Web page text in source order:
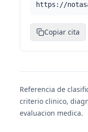
https://
Copiar cita
Referencia de
criterio clinico,
evaluacion medica.